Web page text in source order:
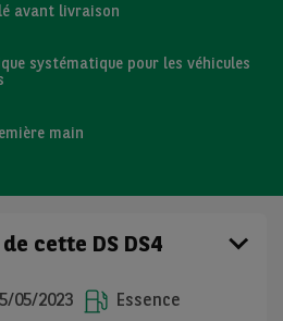
avant livraison
systématique pour les véhicules
main
cette DS DS4
05/2023
Essence